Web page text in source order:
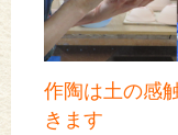
作陶は土の感
きます